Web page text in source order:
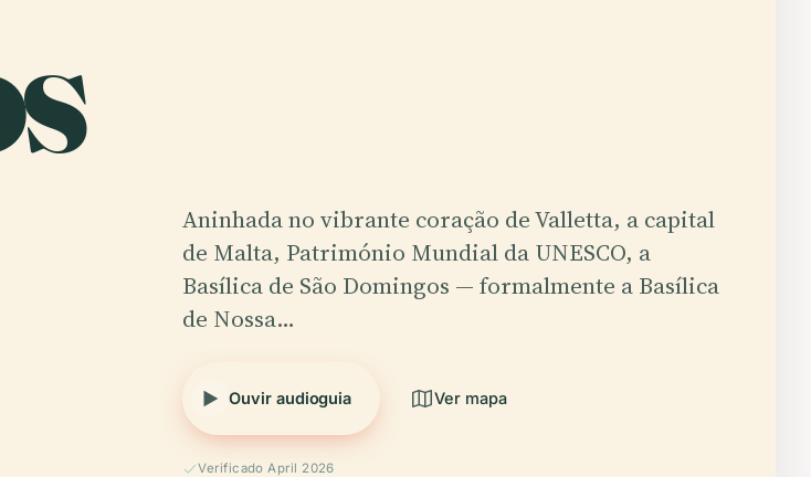
Aninhada no vibrante coração de Valletta, a capital
de Malta, Património Mundial da UNESCO, a
Basílica de São Domingos — formalmente a Basílica
de Nossa…
Ouvir audioguia Ver mapa
Verificado April 2026